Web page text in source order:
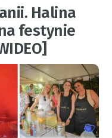
Halina
festynie